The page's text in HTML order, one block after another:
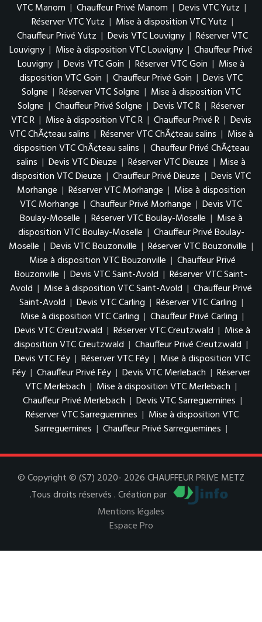
VTC Manom | Chauffeur Privé Manom | Devis VTC Yutz |
Réserver VTC Yutz | Mise à disposition VTC Yutz |
Chauffeur Privé Yutz | Devis VTC Louvigny | Réserver VTC
Louvigny | Mise à disposition VTC Louvigny | Chauffeur Privé
Louvigny | Devis VTC Goin | Réserver VTC Goin | Mise à
disposition VTC Goin | Chauffeur Privé Goin | Devis VTC
Solgne | Réserver VTC Solgne | Mise à disposition VTC
Solgne | Chauffeur Privé Solgne | Devis VTC R | Réserver
VTC R | Mise à disposition VTC R | Chauffeur Privé R | Devis
VTC ChÃ¢teau salins | Réserver VTC ChÃ¢teau salins | Mise à
disposition VTC ChÃ¢teau salins | Chauffeur Privé ChÃ¢teau
salins | Devis VTC Dieuze | Réserver VTC Dieuze | Mise à
disposition VTC Dieuze | Chauffeur Privé Dieuze | Devis VTC
Morhange | Réserver VTC Morhange | Mise à disposition
VTC Morhange | Chauffeur Privé Morhange | Devis VTC
Boulay-Moselle | Réserver VTC Boulay-Moselle | Mise à
disposition VTC Boulay-Moselle | Chauffeur Privé Boulay-
Moselle | Devis VTC Bouzonville | Réserver VTC Bouzonville |
Mise à disposition VTC Bouzonville | Chauffeur Privé
Bouzonville | Devis VTC Saint-Avold | Réserver VTC Saint-
Avold | Mise à disposition VTC Saint-Avold | Chauffeur Privé
Saint-Avold | Devis VTC Carling | Réserver VTC Carling |
Mise à disposition VTC Carling | Chauffeur Privé Carling |
Devis VTC Creutzwald | Réserver VTC Creutzwald | Mise à
disposition VTC Creutzwald | Chauffeur Privé Creutzwald |
Devis VTC Féy | Réserver VTC Féy | Mise à disposition VTC
Féy | Chauffeur Privé Féy | Devis VTC Merlebach | Réserver
VTC Merlebach | Mise à disposition VTC Merlebach |
Chauffeur Privé Merlebach | Devis VTC Sarreguemines |
Réserver VTC Sarreguemines | Mise à disposition VTC
Sarreguemines | Chauffeur Privé Sarreguemines |
© Copyright © (S7) 2020- 2026 CHAUFFEUR PRIVE METZ
.Tous droits réservés . Création par
Mentions légales
Espace Pro